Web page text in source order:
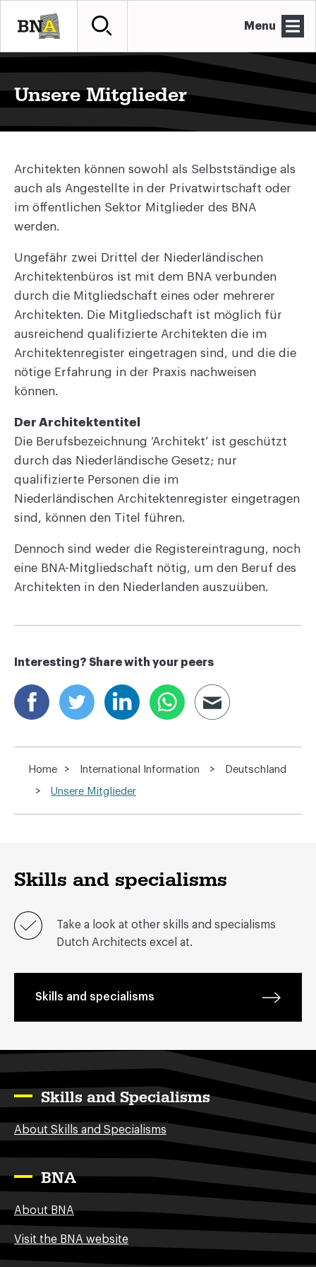
Menu
Unsere Mitglieder
Architekten können sowohl als Selbstständige als
auch als Angestellte in der Privatwirtschaft oder
im öffentlichen Sektor Mitglieder des BNA
werden.
Ungefähr zwei Drittel der Niederländischen
Architektenbüros ist mit dem BNA verbunden
durch die Mitgliedschaft eines oder mehrerer
Architekten. Die Mitgliedschaft ist möglich für
ausreichend qualifizierte Architekten die im
Architektenregister eingetragen sind, und die die
nötige Erfahrung in der Praxis nachweisen
können.
Der Architektentitel
Die Berufsbezeichnung ‘Architekt’ ist geschützt
durch das Niederländische Gesetz; nur
qualifizierte Personen die im
Niederländischen Architektenregister eingetragen
sind, können den Titel führen.
Dennoch sind weder die Registereintragung, noch
eine BNA-Mitgliedschaft nötig, um den Beruf des
Architekten in den Niederlanden auszuüben.
Interesting? Share with your peers
Home > International Information > Deutschland
> Unsere Mitglieder
Skills and specialisms
Take a look at other skills and specialisms
Dutch Architects excel at.
Skills and specialisms
Skills and Specialisms
About Skills and Specialisms
BNA
About BNA
Visit the BNA website